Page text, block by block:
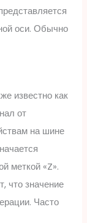
оси. Обычно
известно как
от
на шине
меткой «Z».
что значение
Часто